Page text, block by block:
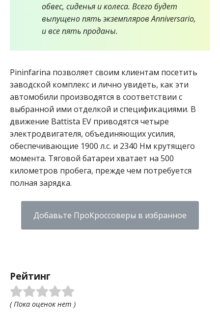
обвес, сиденья и колеса. Всего будет
выпущено пять экземпляров Anniversario,
и все пять проданы.
Pininfarina позволяет своим клиентам посетить
заводской комплекс и лично увидеть, как эти
автомобили производятся в соответствии с
выбранной ими отделкой и спецификациями. В
движение Battista EV приводятся четыре
электродвигателя, объединяющих усилия,
обеспечивающие 1900 л.с. и 2340 Нм крутящего
момента. Тяговой батареи хватает на 500
километров пробега, прежде чем потребуется
полная зарядка.
Добавьте ПроКроссоверы в избранное
Рейтинг
( Пока оценок нет )